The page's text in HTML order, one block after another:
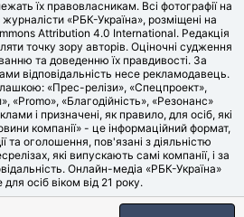
їх правовласникам. Всі фотографії на
«РБК-Україна», розміщені на
Attribution 4.0 International. Редакція
точку зору авторів. Оціночні судження
та доведенню їх правдивості. За
відповідальність несе рекламодавець.
«Прес-релізи», «Спецпроект»,
«Promo», «Благодійність», «Резонанс»
і призначені, як правило, для осіб, які
компанії» - це інформаційний формат,
та оголошення, пов'язані з діяльністю
які випускають самі компанії, і за
Онлайн-медіа «РБК-Україна»
осіб віком від 21 року.
MEDIA», 2006-2026.